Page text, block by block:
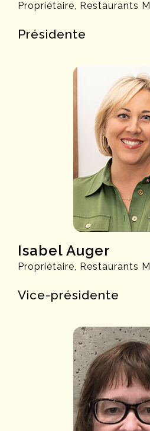
Propriétaire, Restaurants
Présidente
Isabel Auger
Propriétaire, Restaurants
Vice-présidente